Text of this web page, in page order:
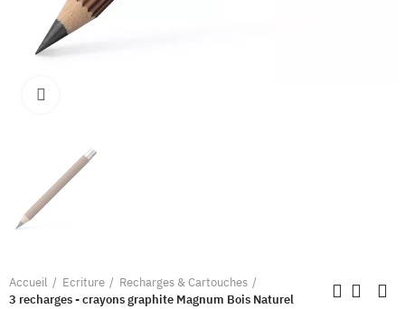
Accueil Ecriture
Recharges & Cartouches
3 recharges - crayons graphite Magnum Bois Naturel